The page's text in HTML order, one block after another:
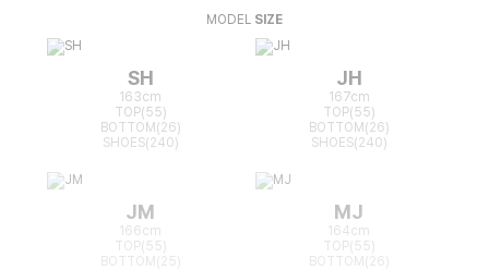
MODEL SIZE
SH
163cm
TOP(55)
BOTTOM(26)
SHOES(240)
JH
167cm
TOP(55)
BOTTOM(26)
SHOES(240)
JM
166cm
TOP(55)
BOTTOM(25)
MJ
164cm
TOP(55)
BOTTOM(26)